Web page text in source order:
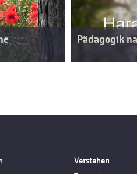
Pädagogik
Verstehen